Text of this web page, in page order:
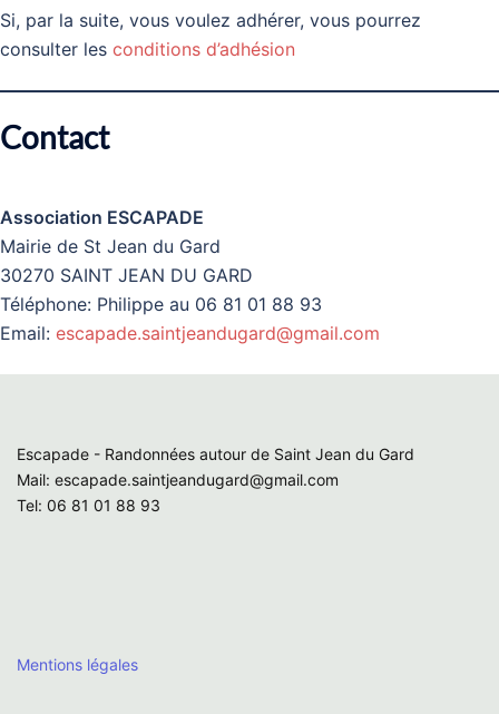
Si, par la suite, vous voulez adhérer, vous pourrez
consulter les conditions d’adhésion
Contact
Association ESCAPADE
Mairie de St Jean du Gard
30270 SAINT JEAN DU GARD
Téléphone: Philippe au 06 81 01 88 93
Email: escapade.saintjeandugard@gmail.com
Escapade - Randonnées autour de Saint Jean du Gard
Mail: escapade.saintjeandugard@gmail.com
Tel: 06 81 01 88 93
Mentions légales